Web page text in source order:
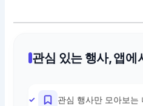
관심 있는 행사, 앱에
관심 행사만 모아보는